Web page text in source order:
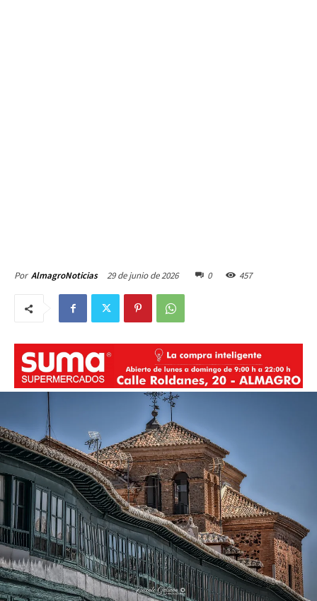
Por AlmagroNoticias 29 de junio de 2026 0 457